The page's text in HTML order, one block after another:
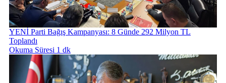
YENİ Parti Bağış Kampanyası: 8 Günde 292 Milyon TL
Toplandı
Okuma Süresi 1 dk